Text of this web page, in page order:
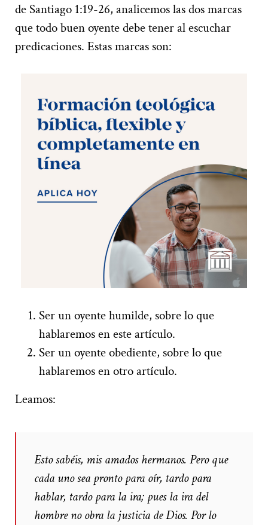
de Santiago 1:19-26, analicemos las dos marcas
que todo buen oyente debe tener al escuchar
predicaciones. Estas marcas son:
Ser un oyente humilde, sobre lo que
hablaremos en este artículo.
Ser un oyente obediente, sobre lo que
hablaremos en otro artículo.
Leamos:
Esto sabéis, mis amados hermanos. Pero que
cada uno sea pronto para oír, tardo para
hablar, tardo para la ira; pues la ira del
hombre no obra la justicia de Dios. Por lo